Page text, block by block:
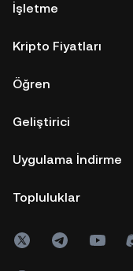
İşletme
Kripto Fiyatları
Öğren
Geliştirici
Uygulama İndirme
Topluluklar